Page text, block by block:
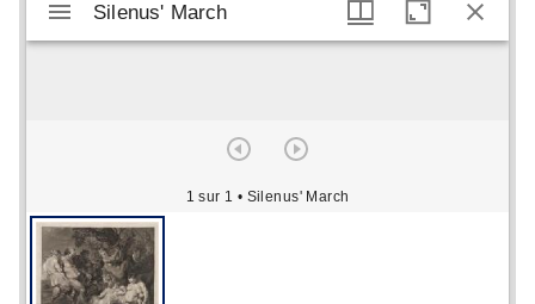
Silenus' March
1 sur 1 • Silenus' March
Silenus' March